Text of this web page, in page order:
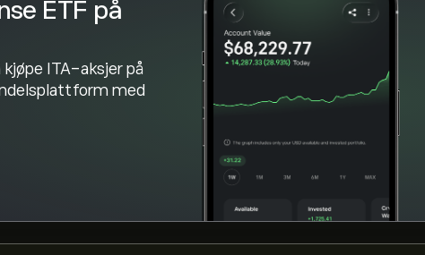
ETF på
ITA-aksjer på
med